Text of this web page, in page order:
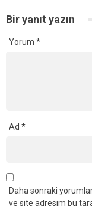
Bir yanıt yazın
Yorum *
Ad *
Daha sonraki
ve site adresim bu